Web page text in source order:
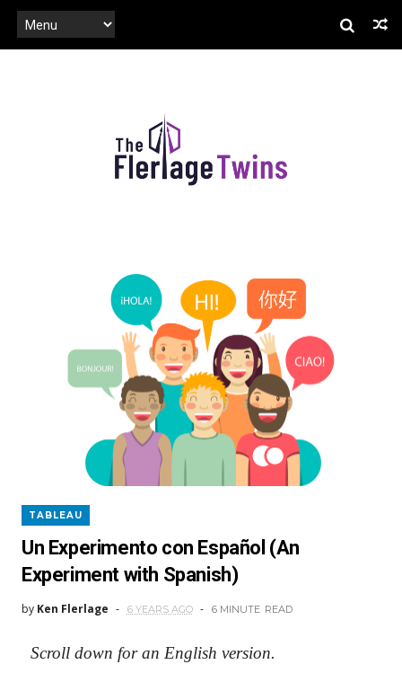
TABLEAU
Un Experimento con Español (An
Experiment with Spanish)
by Ken Flerlage 6 YEARS AGO 6 MINUTE READ
Scroll down for an English version.